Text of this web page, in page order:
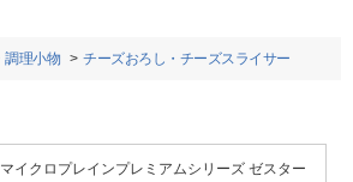
調理小物 チーズおろし・チーズスライサー
マイクロプレインプレミアムシリーズ ゼスター